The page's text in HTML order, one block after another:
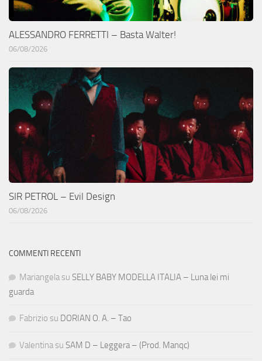
ALESSANDRO FERRETTI – Basta Walter!
06/08/2026
SIR PETROL – Evil Design
06/08/2026
COMMENTI RECENTI
Mariangela su SELLY BABY MODELLA ITALIA – Luna lei mi
guarda
Fabrizio su DORIAN O. A. – Tao
Valentina su SAM D – Leggera – (Prod. Manqc)